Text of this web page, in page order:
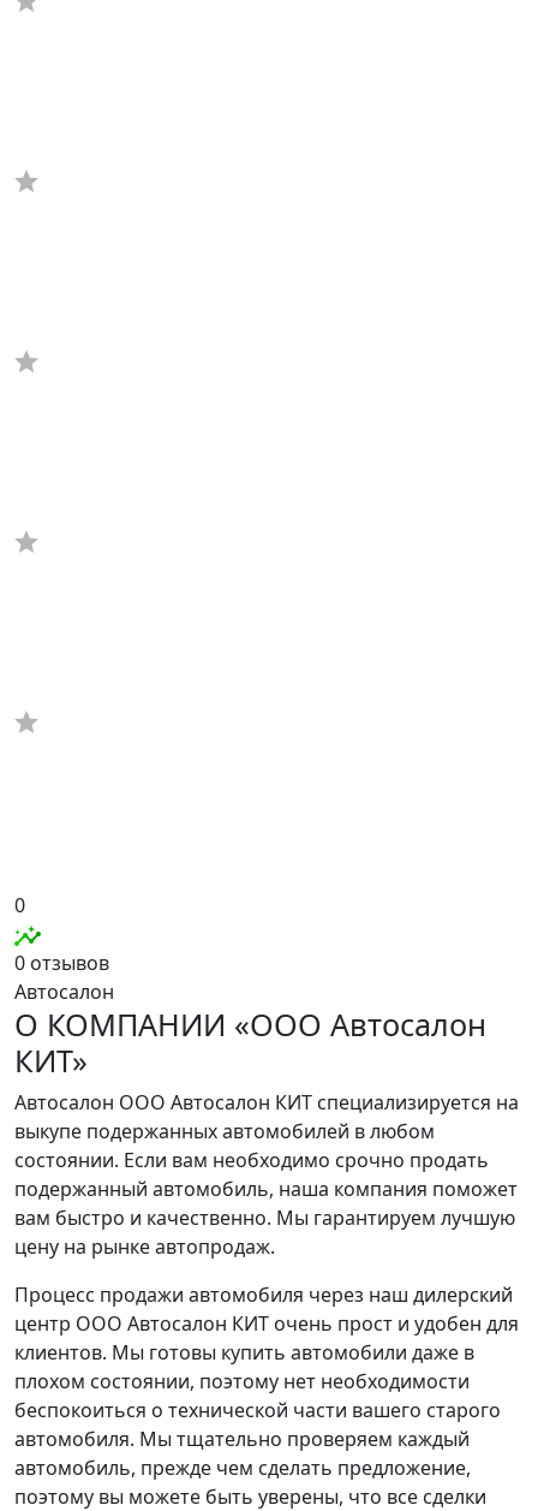
0
0 отзывов
Автосалон
О КОМПАНИИ «ООО Автосалон
КИТ»
Автосалон ООО Автосалон КИТ специализируется на
выкупе подержанных автомобилей в любом
состоянии. Если вам необходимо срочно продать
подержанный автомобиль, наша компания поможет
вам быстро и качественно. Мы гарантируем лучшую
цену на рынке автопродаж.
Процесс продажи автомобиля через наш дилерский
центр ООО Автосалон КИТ очень прост и удобен для
клиентов. Мы готовы купить автомобили даже в
плохом состоянии, поэтому нет необходимости
беспокоиться о технической части вашего старого
автомобиля. Мы тщательно проверяем каждый
автомобиль, прежде чем сделать предложение,
поэтому вы можете быть уверены, что все сделки